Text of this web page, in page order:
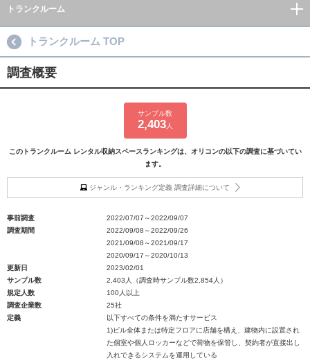
トランクルーム
トランクルーム TOP
調査概要
サンプル数
2,403人
このトランクルーム レンタル収納スペースランキングは、オリコンの以下の調査に基づいてい
ます。
ジャンル・ランキング定義 調査詳細について
事前調査
2022/07/07～2022/09/07
調査期間
2022/09/08～2022/09/26
2021/09/08～2021/09/17
2020/09/17～2020/10/13
更新日
2023/02/01
サンプル数
2,403人（調査時サンプル数2,854人）
規定人数
100人以上
調査企業数
25社
定義
以下すべての条件を満たすサービス
1)ビル全体または特定フロアに店舗を構え、建物内に設置され
た個室や個人ロッカーなどで荷物を保管し、契約者が直接出し
入れできるシステムを運用している